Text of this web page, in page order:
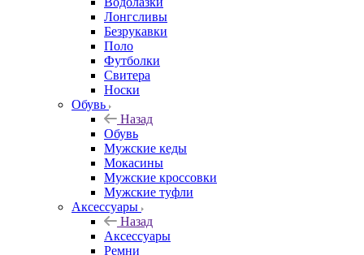
Лонгсливы
Безрукавки
Поло
Футболки
Свитера
Носки
Обувь
Назад
Обувь
Мужские кеды
Мокасины
Мужские кроссовки
Мужские туфли
Аксессуары
Назад
Аксессуары
Ремни